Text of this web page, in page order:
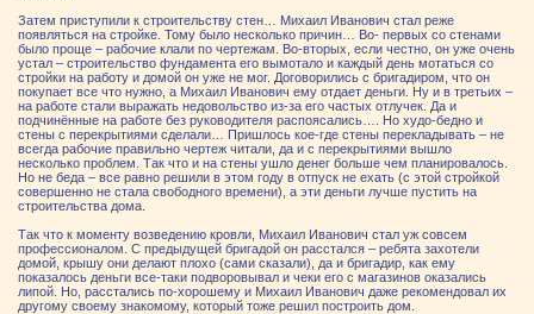
Затем приступили к строительству стен… Михаил Иванович стал реже
появляться на стройке. Тому было несколько причин… Во- первых со стенами
было проще – рабочие клали по чертежам. Во-вторых, если честно, он уже очень
устал – строительство фундамента его вымотало и каждый день мотаться со
стройки на работу и домой он уже не мог. Договорились с бригадиром, что он
покупает все что нужно, а Михаил Иванович ему отдает деньги. Ну и в третьих –
на работе стали выражать недовольство из-за его частых отлучек. Да и
подчинённые на работе без руководителя распоясались…. Но худо-бедно и
стены с перекрытиями сделали… Пришлось кое-где стены перекладывать – не
всегда рабочие правильно чертеж читали, да и с перекрытиями вышло
несколько проблем. Так что и на стены ушло денег больше чем планировалось.
Но не беда – все равно решили в этом году в отпуск не ехать (с этой стройкой
совершенно не стала свободного времени), а эти деньги лучше пустить на
строительства дома.
Так что к моменту возведению кровли, Михаил Иванович стал уж совсем
профессионалом. С предыдущей бригадой он расстался – ребята захотели
домой, крышу они делают плохо (сами сказали), да и бригадир, как ему
показалось деньги все-таки подворовывал и чеки его с магазинов оказались
липой. Но, расстались по-хорошему и Михаил Иванович даже рекомендовал их
другому своему знакомому, который тоже решил построить дом.